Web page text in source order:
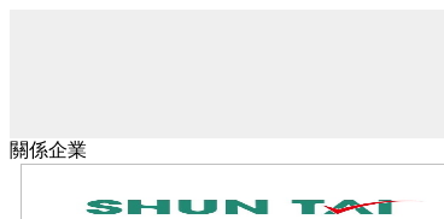
產品特色
關係企業